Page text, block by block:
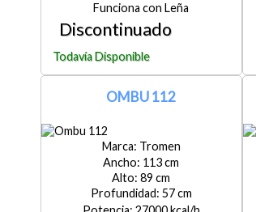
Leña
OMBU 112
Tromen
113
89
57